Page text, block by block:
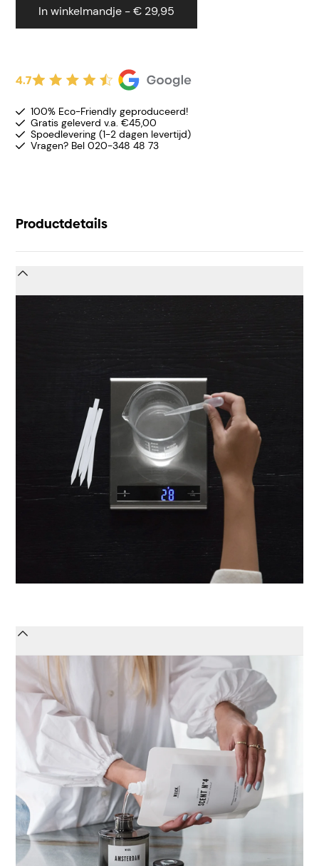
In winkelmandje - € 29,95
4.7
100% Eco-Friendly geproduceerd!
Gratis geleverd v.a. €45,00
Spoedlevering (1-2 dagen levertijd)
Vragen? Bel 020-348 48 73
Productdetails